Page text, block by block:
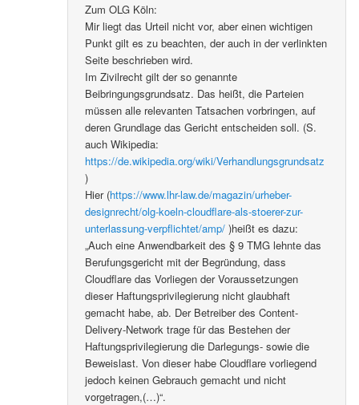
Zum OLG Köln:
Mir liegt das Urteil nicht vor, aber einen wichtigen
Punkt gilt es zu beachten, der auch in der verlinkten
Seite beschrieben wird.
Im Zivilrecht gilt der so genannte
Beibringungsgrundsatz. Das heißt, die Parteien
müssen alle relevanten Tatsachen vorbringen, auf
deren Grundlage das Gericht entscheiden soll. (S.
auch Wikipedia:
https://de.wikipedia.org/wiki/Verhandlungsgrundsatz
)
Hier (https://www.lhr-law.de/magazin/urheber-
designrecht/olg-koeln-cloudflare-als-stoerer-zur-
unterlassung-verpflichtet/amp/ )heißt es dazu:
„Auch eine Anwendbarkeit des § 9 TMG lehnte das
Berufungsgericht mit der Begründung, dass
Cloudflare das Vorliegen der Voraussetzungen
dieser Haftungsprivilegierung nicht glaubhaft
gemacht habe, ab. Der Betreiber des Content-
Delivery-Network trage für das Bestehen der
Haftungsprivilegierung die Darlegungs- sowie die
Beweislast. Von dieser habe Cloudflare vorliegend
jedoch keinen Gebrauch gemacht und nicht
vorgetragen,(…)“.